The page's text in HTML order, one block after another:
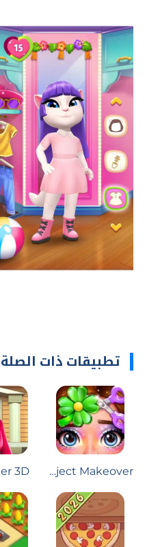
تطبيقات ذات الصلة
Project Makeover
3D